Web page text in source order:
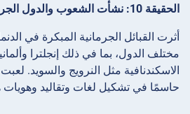
الحقيقة 10: نشأت الشعوب والدول الجرمانية من الدنمارك
أثرت القبائل الجرمانية المبكرة في
مختلف الدول، بما في ذلك إنجلترا
الاسكندنافية مثل النرويج والسويد.
حاسمًا في تشكيل لغات وتقاليد وهويات